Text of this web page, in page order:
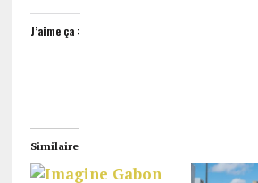
J’aime ça :
Similaire